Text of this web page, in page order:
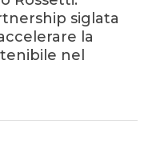
siglata
la
nel